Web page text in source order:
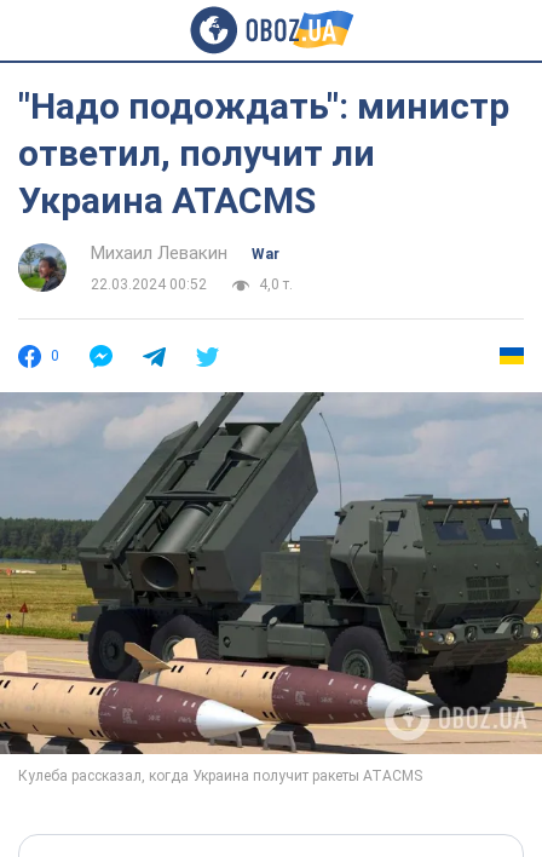
"Надо подождать": министр
ответил, получит ли
Украина ATACMS
Михаил Левакин
War
22.03.2024 00:52
4,0 т.
0